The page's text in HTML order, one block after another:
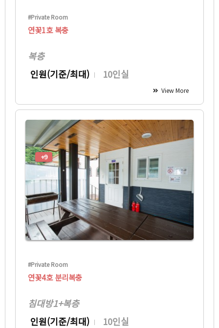
#Private Room
연꽃1호 복충
복층
인원(기준/최대)
10인실
View More
+9
#Private Room
연꽃4호 분리복충
침대방1+복층
인원(기준/최대)
10인실